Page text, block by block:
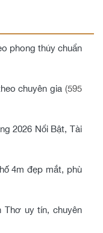
phong thủy chuẩn
chuyên gia (595
2026 Nổi Bật, Tài
4m đẹp mắt, phù
Thơ uy tín, chuyên